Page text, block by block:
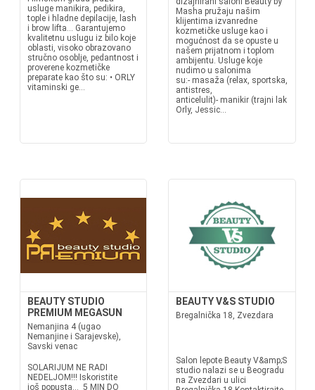
usluge manikira, pedikira,
tople i hladne depilacije, lash
i brow lifta... Garantujemo
kvalitetnu uslugu iz bilo koje
oblasti, visoko obrazovano
stručno osoblje, pedantnost i
proverene kozmetičke
preparate kao što su: • ORLY
vitaminski ge...
Masha pružaju našim
klijentima izvanredne
kozmetičke usluge kao i
mogućnost da se opuste u
našem prijatnom i toplom
ambijentu. Usluge koje
nudimo u salonima
su:- masaža (relax, sportska,
antistres,
anticelulit)- manikir (trajni lak
Orly, Jessic...
BEAUTY STUDIO
PREMIUM MEGASUN
Nemanjina 4 (ugao
Nemanjine i Sarajevske),
Savski venac
SOLARIJUM NE RADI
NEDELJOM!!! Iskoristite
još popusta... 5 MIN DO
BEAUTY V&S STUDIO
Bregalnička 18, Zvezdara
Salon lepote Beauty V&amp;S
studio nalazi se u Beogradu
na Zvezdari u ulici